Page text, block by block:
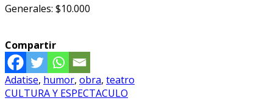
Generales: $10.000
Compartir
Adatise, humor, obra, teatro
CULTURA Y ESPECTACULO